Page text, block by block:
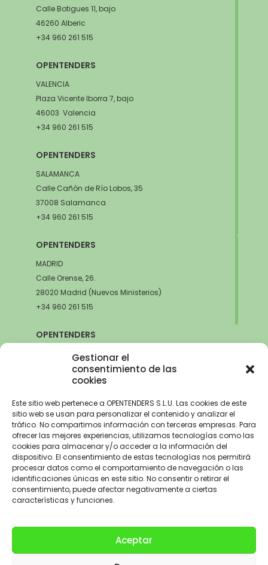
Gestionar el
consentimiento de las
cookies
Este sitio web pertenece a OPENTENDERS S.L.U. Las cookies de este
sitio web se usan para personalizar el contenido y analizar el
tráfico. No compartimos información con terceras empresas. Para
ofrecer las mejores experiencias, utilizamos tecnologías como las
cookies para almacenar y/o acceder a la información del
dispositivo. El consentimiento de estas tecnologías nos permitirá
procesar datos como el comportamiento de navegación o las
identificaciones únicas en este sitio. No consentir o retirar el
consentimiento, puede afectar negativamente a ciertas
características y funciones.
Aceptar
Calle Botigues 11, bajo
46260 Alberic
+34 960 261 515
OPENTENDERS
VALENCIA
Plaza Vicente Iborra 7, bajo
46003 Valencia
+34 960 261 515
OPENTENDERS
SALAMANCA
Calle Cañón de Río Lobos, 35
37008 Salamanca
+34 960 261 515
OPENTENDERS
MADRID
Calle Orense, 26.
28020 Madrid (Nuevos Ministerios)
+34 960 261 515
OPENTENDERS
Avda. de la Innovación, 6
41020 Sevilla
Aviso Legal–Política de Privacidad–Política de Cookies –Trabaja con
nosotros
OPENTENDERS, S.L. ha recibido una ayuda de 2900€ para
electrificación del parque automovilístico dentro del Programa de
vehículos eléctricos «enchufables» y de pila de combustible dentro del
programa de incentivos a la movilidad eficiente y sostenible (Programa